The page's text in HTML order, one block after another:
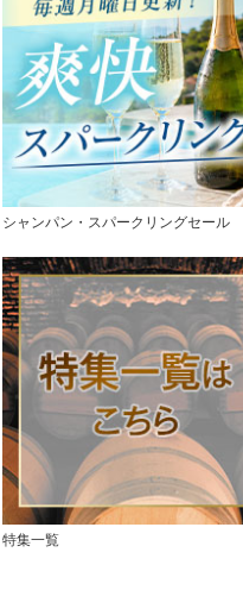
シャンパン・スパークリングセール
特集一覧